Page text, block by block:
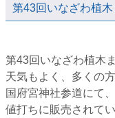
第43回いなざわ植
第43回いなざわ植木
天気もよく、多くの
国府宮神社参道にて
値打ちに販売されてい